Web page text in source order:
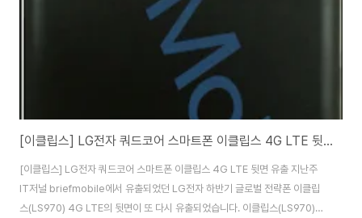
[이클립스] LG전자 쿼드코어 스마트폰 이클립스 4G LTE 뒷면 유출
[이클립스] LG전자 쿼드코어 스마트폰 이클립스 4G LTE 뒷면 유출 지난주
IT저널 briefmobile에서 유출되었던 LG전자 하반기 글로벌 전략폰 이클립
스(LS970) 4G LTE의 뒷면이 또 다시 유출되었습니다. 이클립스(LS970)